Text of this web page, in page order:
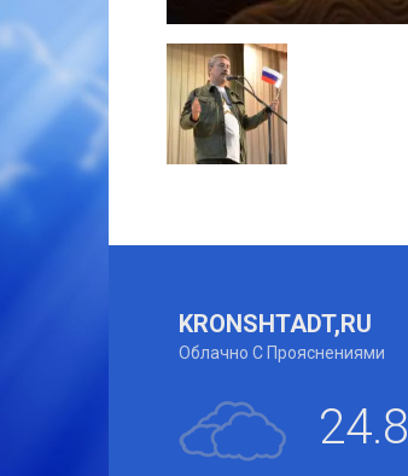
KRONSHTADT,RU
Облачно С Прояснениями
24.8